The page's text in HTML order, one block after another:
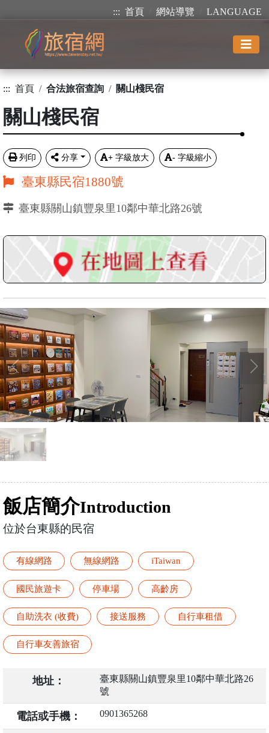
::: 首頁 網站導覽 LANGUAGE
::: 首頁 合法旅宿查詢 關山棧民宿
關山棧民宿
列印 分享 + 字級放大 - 字級縮小
臺東縣民宿1880號
臺東縣關山鎮豐泉里10鄰中華北路26號
飯店簡介Introduction
位於台東縣的民宿
有線網路 無線網路 iTaiwan
國民旅遊卡 停車場 高齡房
自助洗衣 (收費) 接送服務 自行車租借
自行車友善旅宿
地址：
臺東縣關山鎮豐泉里10鄰中華北路26
號
電話或手機： 0901365268